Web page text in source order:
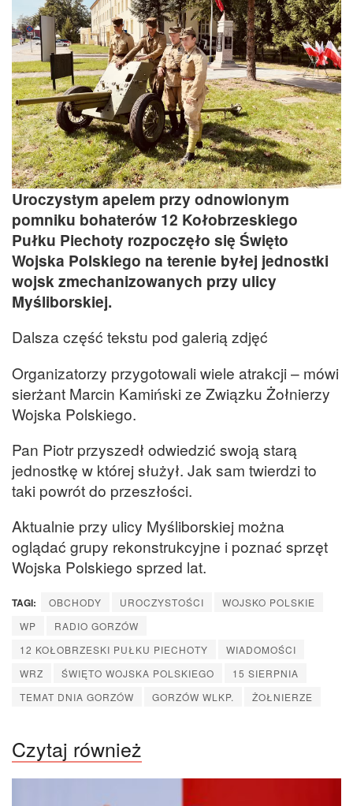
Uroczystym apelem przy odnowionym
pomniku bohaterów 12 Kołobrzeskiego
Pułku Piechoty rozpoczęło się Święto
Wojska Polskiego na terenie byłej jednostki
wojsk zmechanizowanych przy ulicy
Myśliborskiej.
Dalsza część tekstu pod galerią zdjęć
Organizatorzy przygotowali wiele atrakcji – mówi
sierżant Marcin Kamiński ze Związku Żołnierzy
Wojska Polskiego.
Pan Piotr przyszedł odwiedzić swoją starą
jednostkę w której służył. Jak sam twierdzi to
taki powrót do przeszłości.
Aktualnie przy ulicy Myśliborskiej można
oglądać grupy rekonstrukcyjne i poznać sprzęt
Wojska Polskiego sprzed lat.
TAGI: OBCHODY UROCZYSTOŚCI
WOJSKO POLSKIE
WP
RADIO GORZÓW
12 KOŁOBRZESKI PUŁKU PIECHOTY
WIADOMOŚCI
WRZ
ŚWIĘTO WOJSKA POLSKIEGO
15 SIERPNIA
TEMAT DNIA GORZÓW
GORZÓW WLKP. ŻOŁNIERZE
Czytaj również